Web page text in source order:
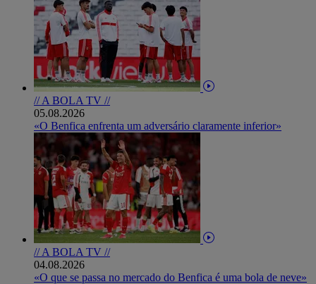
// A BOLA TV //
05.08.2026
«O Benfica enfrenta um adversário claramente inferior»
// A BOLA TV //
04.08.2026
«O que se passa no mercado do Benfica é uma bola de neve»